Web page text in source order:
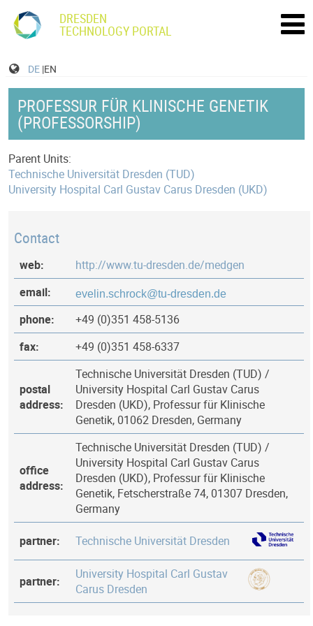
DRESDEN
TECHNOLOGY PORTAL
DE |EN
PROFESSUR FÜR KLINISCHE GENETIK
(PROFESSORSHIP)
Parent Units:
Technische Universität Dresden (TUD)
University Hospital Carl Gustav Carus Dresden (UKD)
Contact
web:
http://www.tu-dresden.de/medgen
email:
phone:
+49 (0)351 458-5136
fax:
+49 (0)351 458-6337
postal
address:
Technische Universität Dresden (TUD) /
University Hospital Carl Gustav Carus
Dresden (UKD), Professur für Klinische
Genetik, 01062 Dresden, Germany
office
address:
Technische Universität Dresden (TUD) /
University Hospital Carl Gustav Carus
Dresden (UKD), Professur für Klinische
Genetik, Fetscherstraße 74, 01307 Dresden,
Germany
partner: Technische Universität Dresden
partner:
University Hospital Carl Gustav
Carus Dresden